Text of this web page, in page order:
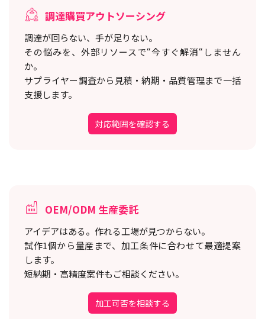
調達購買アウトソーシング
調達が回らない、手が足りない。
その悩みを、外部リソースで“今すぐ解消“しません
か。
サプライヤー調査から見積・納期・品質管理まで一括
支援します。
対応範囲を確認する
OEM/ODM 生産委託
アイデアはある。作れる工場が見つからない。
試作1個から量産まで、加工条件に合わせて最適提案
します。
短納期・高精度案件もご相談ください。
加工可否を相談する